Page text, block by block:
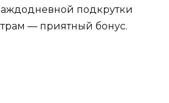
подкрутки
— приятный бонус.